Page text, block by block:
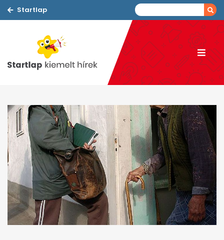
Startlap